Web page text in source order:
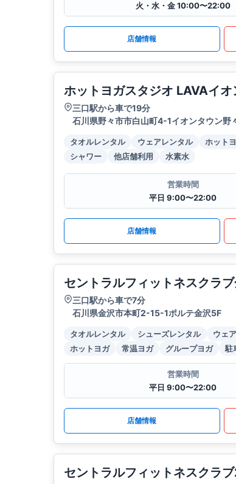
火・水・金 10:00〜22:00
店舗情報
ホットヨガスタジオ LAVAイ
三口駅から車で19分
石川県野々市市白山町4-1イオンタウン野
タオルレンタル ウェアレンタル ホット
シャワー
他店舗利用 水素水
営業時間
平日 9:00〜22:00
店舗情報
セントラルフィットネスクラ
三口駅から車で7分
石川県金沢市本町2-15-1ポルテ金沢5F
タオルレンタル シューズレンタル ウェ
ホットヨガ
常温ヨガ グループヨガ 駐
営業時間
平日 9:00〜22:00
店舗情報
セントラルフィットネスクラ